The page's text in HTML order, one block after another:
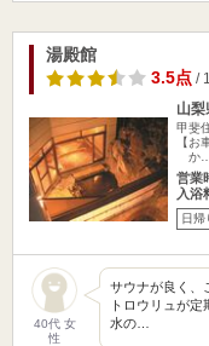
湯殿館
3.5点/
山梨
甲斐
【
か…
営業
入浴
日帰
40代 女
性
サウナが良く、
トロウリュが
水の…